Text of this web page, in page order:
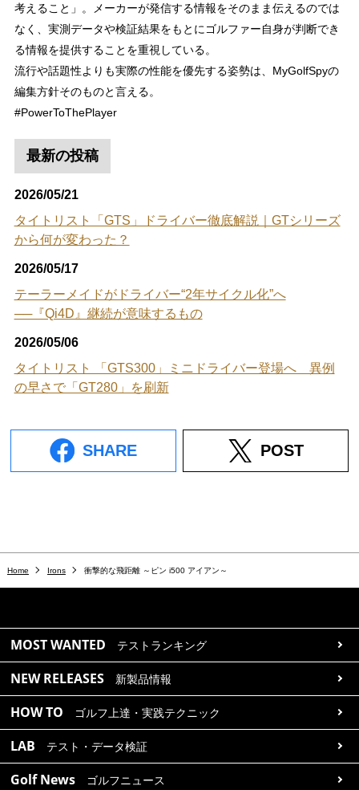
考えること」。メーカーが発信する情報をそのまま伝えるのでは
なく、実測データや検証結果をもとにゴルファー自身が判断でき
る情報を提供することを重視している。
流行や話題性よりも実際の性能を優先する姿勢は、MyGolfSpyの
編集方針そのものと言える。
#PowerToThePlayer
最新の投稿
2026/05/21
タイトリスト「GTS」ドライバー徹底解説｜GTシリーズ
から何が変わった？
2026/05/17
テーラーメイドがドライバー“2年サイクル化”へ
──『Qi4D』継続が意味するもの
2026/05/06
タイトリスト 「GTS300」ミニドライバー登場へ 異例
の早さで「GT280」を刷新
SHARE POST
Home Irons 衝撃的な飛距離 ～ピン i500 アイアン～
MOST WANTED テストランキング
NEW RELEASES 新製品情報
HOW TO ゴルフ上達・実践テクニック
LAB テスト・データ検証
Golf News ゴルフニュース